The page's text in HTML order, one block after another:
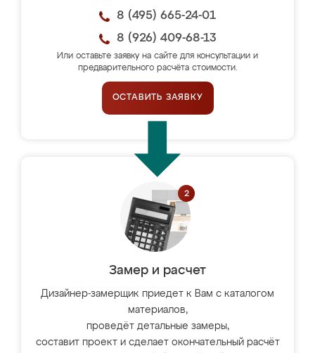
8 (495) 665-24-01
8 (926) 409-68-13
Или оставьте заявку на сайте для консультации и
предварительного расчёта стоимости.
ОСТАВИТЬ ЗАЯВКУ
Замер и расчет
Дизайнер-замерщик приедет к Вам с каталогом
материалов,
проведёт детальные замеры,
составит проект и сделает окончательный расчёт